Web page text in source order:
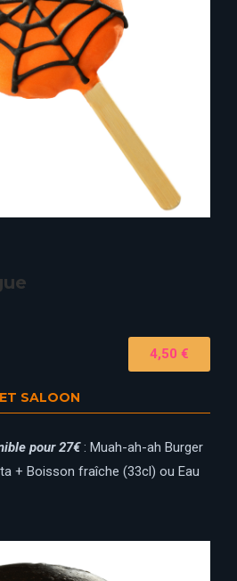
4,50 €
SALOON
pour 27€: Muah-ah-ah Burger
+ Boisson fraîche (33cl) ou Eau